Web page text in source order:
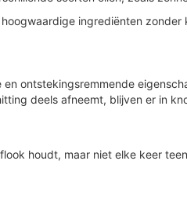
ingrediënten
ontstekingsremmende
deels afneemt, blijven er in
houdt, maar niet elke keer